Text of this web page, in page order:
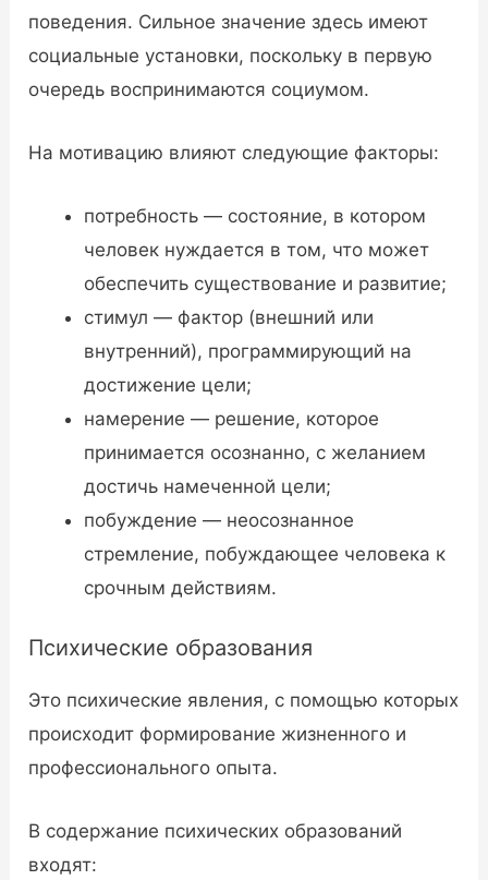
поведения. Сильное значение здесь имеют
социальные установки, поскольку в первую
очередь воспринимаются социумом.
На мотивацию влияют следующие факторы:
потребность — состояние, в котором
человек нуждается в том, что может
обеспечить существование и развитие;
стимул — фактор (внешний или
внутренний), программирующий на
достижение цели;
намерение — решение, которое
принимается осознанно, с желанием
достичь намеченной цели;
побуждение — неосознанное
стремление, побуждающее человека к
срочным действиям.
Психические образования
Это психические явления, с помощью которых
происходит формирование жизненного и
профессионального опыта.
В содержание психических образований
входят: